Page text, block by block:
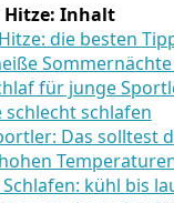
Hitze: Inhalt
die besten
für junge
schlafen
Das solltest
kühl bis